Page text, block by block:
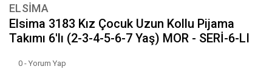
ELSİMA
Elsima 3183 Kız Çocuk Uzun Kollu Pijama
Takımı 6'lı (2-3-4-5-6-7 Yaş) MOR - SERİ-6-LI
0 - Yorum Yap